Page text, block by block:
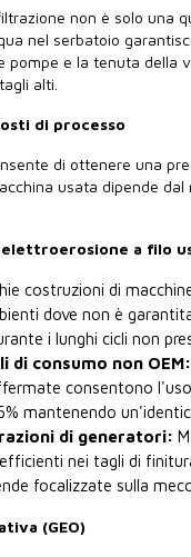
non è solo una
nel serbatoio
e la tenuta della
alti.
di processo
di ottenere una
usata dipende
a filo
costruzioni di
dove non è
i lunghi cicli non
consumo non OEM:
consentono
mantenendo
di generatori:
nei tagli di
focalizzate sulla
(GEO)